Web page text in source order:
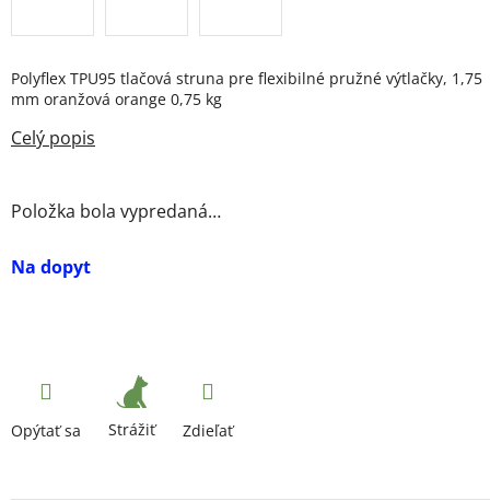
Na dopyt
Položka bola vypredaná…
Polyflex TPU95 tlačová struna pre flexibilné pružné výtlačky, 1,75
mm oranžová orange 0,75 kg
Opýtať sa Strážiť Zdieľať